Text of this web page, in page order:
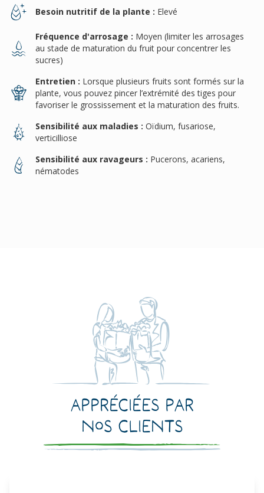
Besoin nutritif de la plante : Elevé
Fréquence d'arrosage : Moyen (limiter les arrosages
au stade de maturation du fruit pour concentrer les
sucres)
Entretien : Lorsque plusieurs fruits sont formés sur la
plante, vous pouvez pincer l’extrémité des tiges pour
favoriser le grossissement et la maturation des fruits.
Sensibilité aux maladies : Oïdium, fusariose,
verticilliose
Sensibilité aux ravageurs : Pucerons, acariens,
nématodes
Appréciées par
nos clients